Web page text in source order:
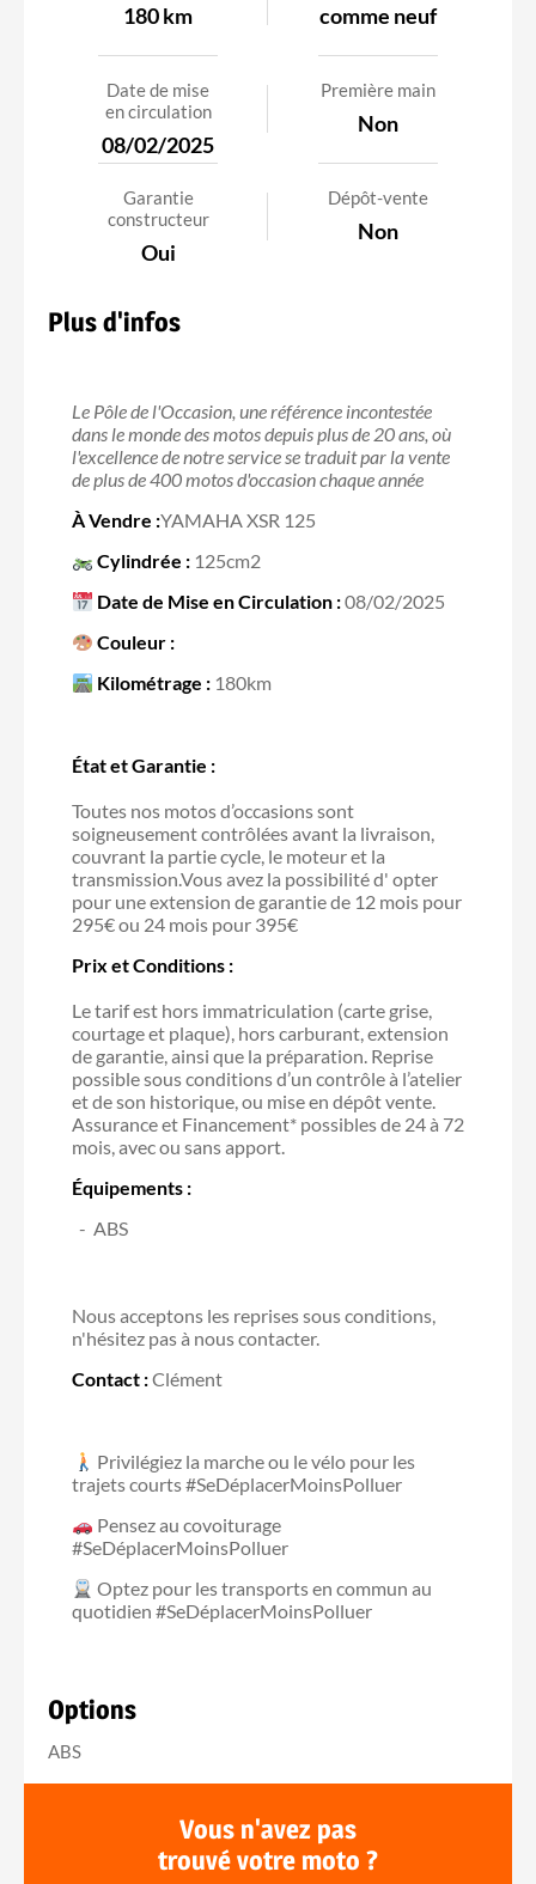
180 km comme neuf
Date de mise
en circulation
08/02/2025
Première main
Non
Garantie
constructeur
Oui
Dépôt-vente
Non
Plus d'infos
Le Pôle de l'Occasion, une référence incontestée
dans le monde des motos depuis plus de 20 ans, où
l'excellence de notre service se traduit par la vente
de plus de 400 motos d'occasion chaque année
À Vendre :YAMAHA XSR 125
Cylindrée : 125cm2
Date de Mise en Circulation :08/02/2025
Couleur :
Kilométrage : 180km
État et Garantie :
Toutes nos motos d’occasions sont
soigneusement contrôlées avant la livraison,
couvrant la partie cycle, le moteur et la
transmission.Vous avez la possibilité d' opter
pour une extension de garantie de 12 mois pour
295€ ou 24 mois pour 395€
Prix et Conditions :
Le tarif est hors immatriculation (carte grise,
courtage et plaque), hors carburant, extension
de garantie, ainsi que la préparation. Reprise
possible sous conditions d’un contrôle à l’atelier
et de son historique, ou mise en dépôt vente.
Assurance et Financement* possibles de 24 à 72
mois, avec ou sans apport.
Équipements :
ABS
Nous acceptons les reprises sous conditions,
n'hésitez pas à nous contacter.
Contact :Clément
Privilégiez la marche ou le vélo pour les
trajets courts #SeDéplacerMoinsPolluer
Pensez au covoiturage
#SeDéplacerMoinsPolluer
Optez pour les transports en commun au
quotidien #SeDéplacerMoinsPolluer
Options
ABS
Vous n'avez pas
trouvé votre moto ?